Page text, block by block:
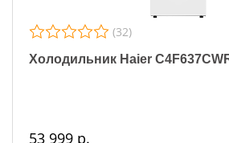
(32)
Холодильник Haier
53 999 р.